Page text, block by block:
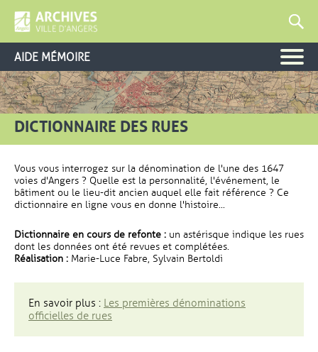
AIDE MÉMOIRE
DICTIONNAIRE DES RUES
Vous vous interrogez sur la dénomination de l'une des 1647
voies d'Angers ? Quelle est la personnalité, l'événement, le
bâtiment ou le lieu-dit ancien auquel elle fait référence ? Ce
dictionnaire en ligne vous en donne l'histoire...
Dictionnaire en cours de refonte : un astérisque indique les rues
dont les données ont été revues et complétées.
Réalisation : Marie-Luce Fabre, Sylvain Bertoldi
En savoir plus : Les premières dénominations
officielles de rues